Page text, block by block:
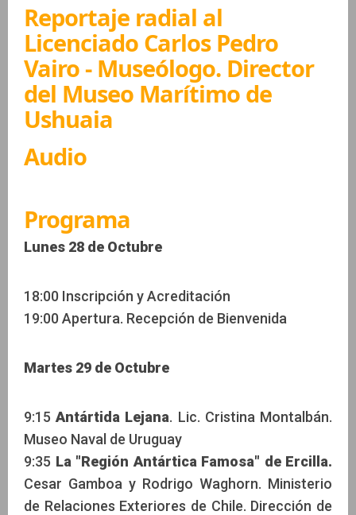
Reportaje radial al
Licenciado Carlos Pedro
Vairo - Museólogo. Director
del Museo Marítimo de
Ushuaia
Audio
Programa
Lunes 28 de Octubre
18:00 Inscripción y Acreditación
19:00 Apertura. Recepción de Bienvenida
Martes 29 de Octubre
9:15Antártida Lejana. Lic. Cristina Montalbán.
Museo Naval de Uruguay
9:35 La "Región Antártica Famosa" de Ercilla.
Cesar Gamboa y Rodrigo Waghorn. Ministerio
de Relaciones Exteriores de Chile. Dirección de